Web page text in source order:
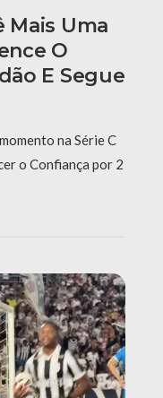
Mais Uma
O
E Segue
na Série C
o Confiança por 2